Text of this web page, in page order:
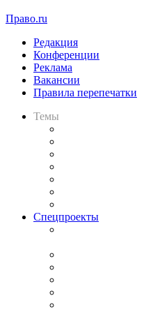
Право.ru
Редакция
Конференции
Реклама
Вакансии
Правила перепечатки
Темы
Спецпроекты